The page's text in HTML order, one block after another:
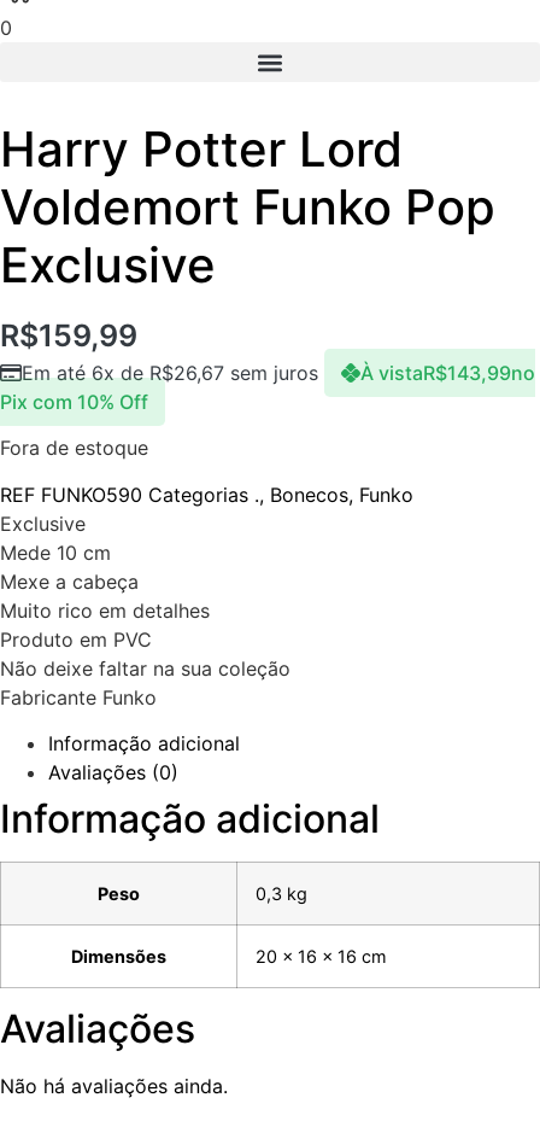
0
Harry Potter Lord
Voldemort Funko Pop
Exclusive
R$159,99
Em até 6x deR$26,67 sem juros À vistaR$143,99no
Pix com 10% Off
Fora de estoque
REF FUNKO590 Categorias ., Bonecos, Funko
Exclusive
Mede 10 cm
Mexe a cabeça
Muito rico em detalhes
Produto em PVC
Não deixe faltar na sua coleção
Fabricante Funko
Informação adicional
Avaliações (0)
Informação adicional
Peso 0,3 kg
Dimensões 20 × 16 × 16 cm
Avaliações
Não há avaliações ainda.